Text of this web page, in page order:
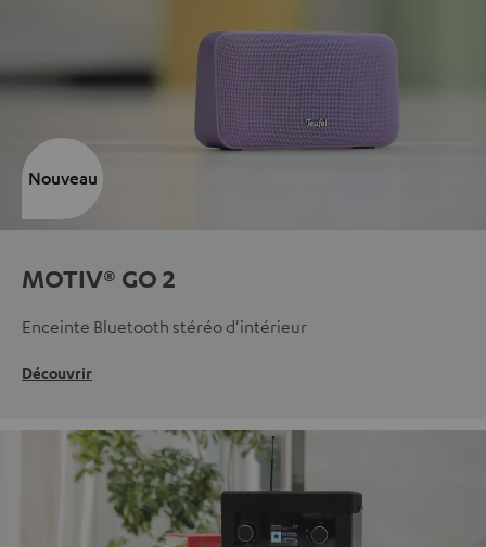
MOTIV® GO 2
Enceinte Bluetooth stéréo d'intérieur
Découvrir
Nouveau